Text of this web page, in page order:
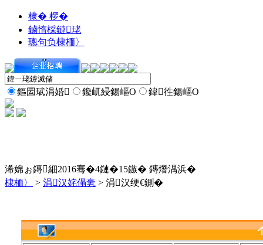
棣� 椤�
鏀惰棌鏈珯
璁句负棣栭〉
鏂囩珷涓婚 鑱屼綅鍚嶇О 鍏徃鍚嶇О
浠婂ぉ鏄細2016骞�4鏈�15鏃� 鏄熸湡浜�
棣栭〉
> 涓汉姹傝亴 > 涓汉绠€鍘�